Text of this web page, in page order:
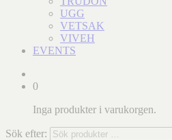
UGG
VETSAK
VIVEH
EVENTS
0
Inga produkter i varukorgen.
Sök efter: